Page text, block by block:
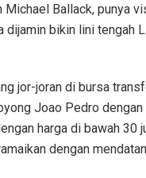
Ballack, punya
dijamin bikin lini tengah
jor-joran di bursa
Joao Pedro
harga di bawah 30
dengan